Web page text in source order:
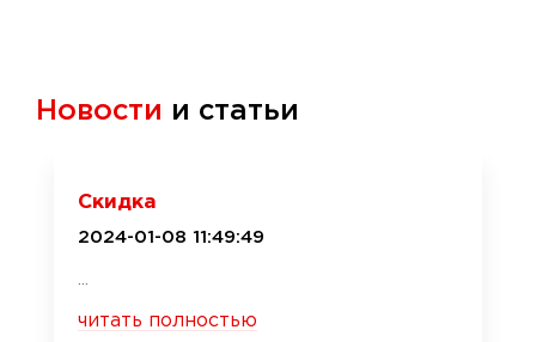
Новости и статьи
Скидка
2024-01-08 11:49:49
читать полностью